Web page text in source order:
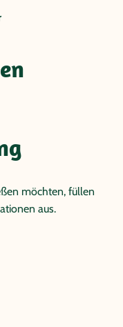
möchten, füllen
aus.